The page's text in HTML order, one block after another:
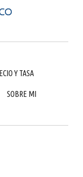
Y TASA
SOBRE MI